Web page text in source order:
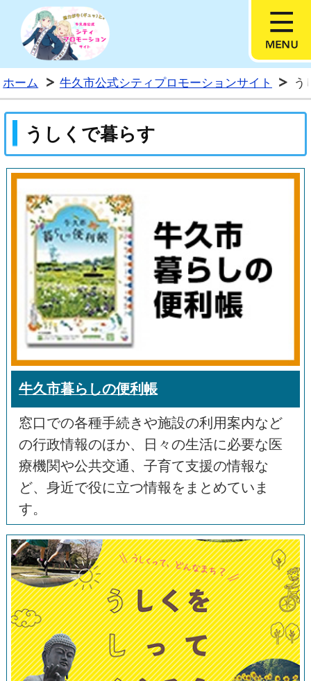
牛久市公式シティプロモー
ホーム 牛久市公式シティプロモーションサイト う
うしくで暮らす
牛久市暮らしの便利帳
窓口での各種手続きや施設の利用案内など
の行政情報のほか、日々の生活に必要な医
療機関や公共交通、子育て支援の情報な
ど、身近で役に立つ情報をまとめていま
す。